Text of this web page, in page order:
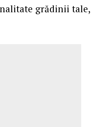
grădinii tale,